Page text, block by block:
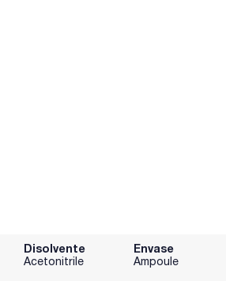
Disolvente
Acetonitrile
Envase
Ampoule